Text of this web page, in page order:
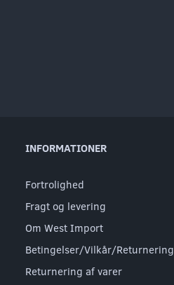
INFORMATIONER
Fortrolighed
Fragt og levering
Om West Import
Betingelser/Vilkår/Returnering
Returnering af varer